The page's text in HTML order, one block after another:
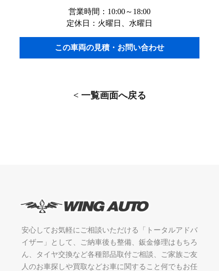
営業時間：10:00～18:00
定休日：火曜日、水曜日
この車両の見積・お問い合わせ
< 一覧画面へ戻る
安心してお気軽にご相談いただける「トータルアドバ
イザー」として、ご納車後も整備、鈑金修理はもちろ
ん、タイヤ交換など各種部品取付ご相談、ご家族ご友
人のお車探しや買取などお車に関すること何でもお任